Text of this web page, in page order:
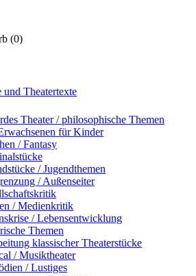
(0)
und Theatertexte
Theater / philosophische Themen
für Kinder
/ Fantasy
/ Jugendthemen
/ Außenseiter
/ Medienkritik
/ Lebensentwicklung
Themen
klassischer Theaterstücke
/ Musiktheater
/ Lustiges